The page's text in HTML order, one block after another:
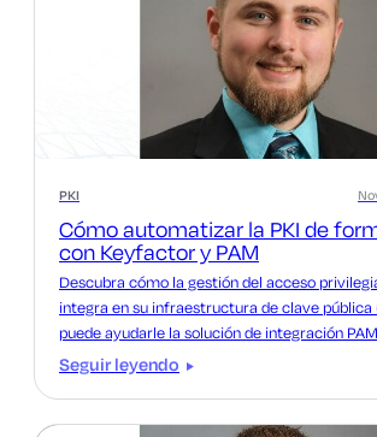
PKI
Cómo automatizar la PKI de
con Keyfactor y PAM
Descubra cómo la gestión del acceso
integra en su infraestructura de clave pública
puede ayudarle la solución de integración
Keyfactor.
Seguir leyendo